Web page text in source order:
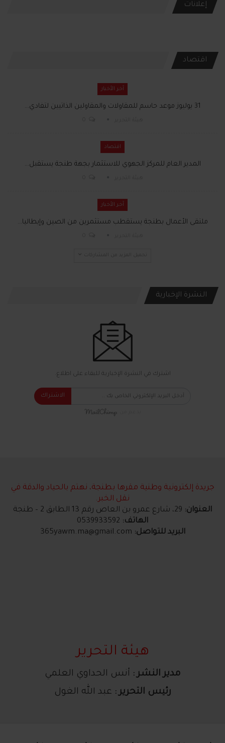
إعلانات
اقتصاد
آخر الأخبار
31 يوليوز موعد حاسم للمقاولات والمقاولين الذاتيين لتفادي…
اقتصاد
المدير العام للمركز الجهوي للاستثمار بجهة طنجة يستقبل…
آخر الأخبار
ملتقى الأعمال بطنجة يستقطب مستثمرين من الصين وإيطاليا…
النشرة الإخبارية
اشترك في النشرة الإخبارية للبقاء على اطلاع.
الاشتراك
جريدة إلكترونية وطنية مقرها بطنجة، نهتم بالحياد والدقة في
نقل الخبر.
العنوان:
الهاتف:
البريد للتواصل:
هيئة التحرير
مدير النشر : أنس الحداوي العلمي
رئيس التحرير : عبد الله الغول